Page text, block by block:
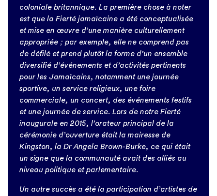
coloniale britannique. La première chose à noter
est que la Fierté jamaïcaine a été conceptualisée
et mise en œuvre d’une manière culturellement
appropriée ; par exemple, elle ne comprend pas
de défilé et prend plutôt la forme d’un ensemble
diversifié d’événements et d’activités pertinents
pour les Jamaïcains, notamment une journée
sportive, un service religieux, une foire
commerciale, un concert, des événements festifs
et une journée de service. Lors de notre Fierté
inaugurale en 2015, l’orateur principal de la
cérémonie d’ouverture était la mairesse de
Kingston, la Dr Angela Brown-Burke, ce qui était
un signe que la communauté avait des alliés au
niveau politique et parlementaire.
Un autre succès a été la participation d’artistes de